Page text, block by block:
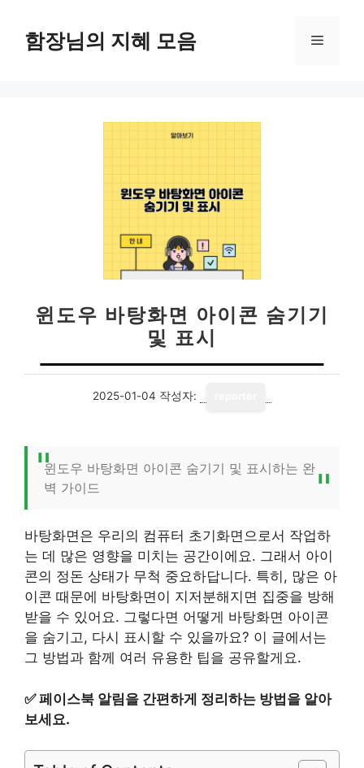
함장님의 지혜 모음 메
윈도우 바탕화면 아이콘 숨기기
및 표시
2025-01-04 작성자:
윈도우 바탕화면 아이콘 숨기기 및 표시하는 완
벽 가이드
바탕화면은 우리의 컴퓨터 초기화면으로서 작업하
는 데 많은 영향을 미치는 공간이에요. 그래서 아이
콘의 정돈 상태가 무척 중요하답니다. 특히, 많은 아
이콘 때문에 바탕화면이 지저분해지면 집중을 방해
받을 수 있어요. 그렇다면 어떻게 바탕화면 아이콘
을 숨기고, 다시 표시할 수 있을까요? 이 글에서는
그 방법과 함께 여러 유용한 팁을 공유할게요.
✅페이스북 알림을 간편하게 정리하는 방법을 알아
보세요.